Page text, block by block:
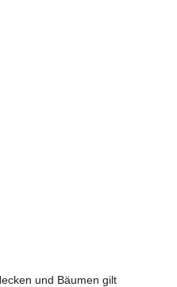
und Bäumen gilt